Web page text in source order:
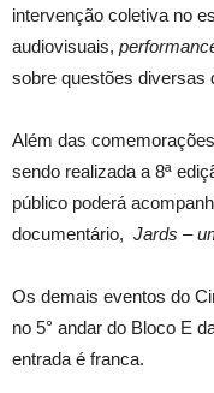
intervenção coletiva no
audiovisuais,
sobre questões diversas
Além das
sendo realizada a 8ª
público poderá
documentário, Jards –
Os demais eventos do
no 5° andar do Bloco E
entrada é franca.